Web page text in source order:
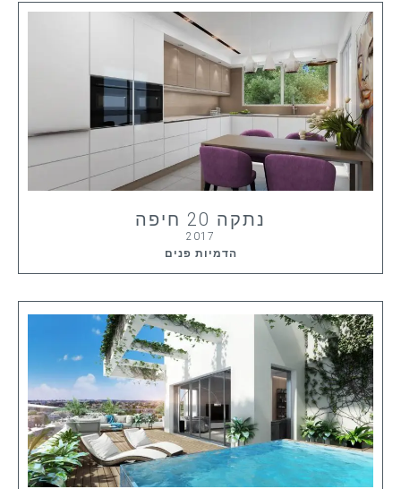
נתקה 20 חיפה
2017
הדמיות פנים